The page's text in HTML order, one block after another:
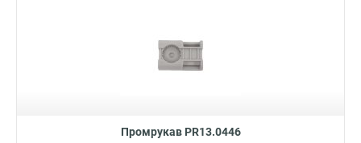
Промрукав PR13.0446